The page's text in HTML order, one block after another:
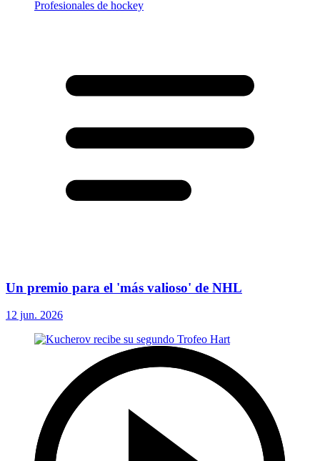
Un premio para el 'más valioso' de NHL
12 jun. 2026